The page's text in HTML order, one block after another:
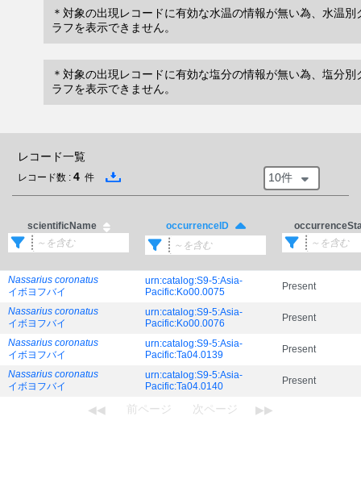
＊対象の出現レコードに有効な水温の情報が無い為、水温別
ラフを表示できません。
＊対象の出現レコードに有効な塩分の情報が無い為、塩分別
ラフを表示できません。
レコード一覧
レコード数 : 4 件 10件
scientificName occurrenceID
Nassarius coronatus
イボヨフバイ
urn:catalog:S9-5:Asia-
Pacific:Ko00.0075
Present
Nassarius coronatus
イボヨフバイ
urn:catalog:S9-5:Asia-
Pacific:Ko00.0076
Present
Nassarius coronatus
イボヨフバイ
urn:catalog:S9-5:Asia-
Pacific:Ta04.0139
Present
Nassarius coronatus
イボヨフバイ
urn:catalog:S9-5:Asia-
Pacific:Ta04.0140
Present